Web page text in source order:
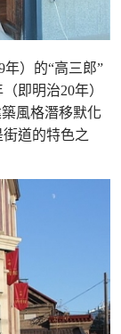
年）的“高三郎”
即明治20年）
風格潛移默化
道的特色之